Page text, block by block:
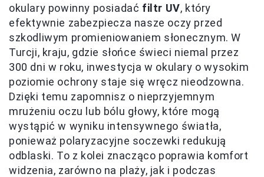
okulary powinny posiadać filtr UV, który
efektywnie zabezpiecza nasze oczy przed
szkodliwym promieniowaniem słonecznym. W
Turcji, kraju, gdzie słońce świeci niemal przez
300 dni w roku, inwestycja w okulary o wysokim
poziomie ochrony staje się wręcz nieodzowna.
Dzięki temu zapomnisz o nieprzyjemnym
mrużeniu oczu lub bólu głowy, które mogą
wystąpić w wyniku intensywnego światła,
ponieważ polaryzacyjne soczewki redukują
odblaski. To z kolei znacząco poprawia komfort
widzenia, zarówno na plaży, jak i podczas